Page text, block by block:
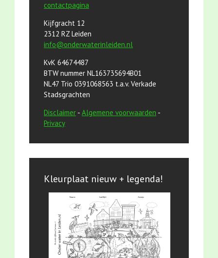
contactpagina
Kijfgracht 12
2312 RZ Leiden
info@onderwaterinleiden.nl
KvK 64674487
BTW nummer NL163735694B01
NL47 Trio 0391068563 t.a.v. Verkade
Stadsgrachten
Disclaimer - Algemene voorwaarden -
Privacy
Kleurplaat nieuw + legenda!